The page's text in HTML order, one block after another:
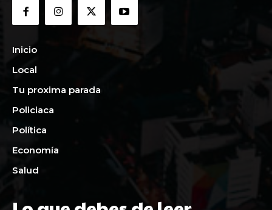
Inicio
Local
Tu proxima parada
Policiaca
Política
Economía
Salud